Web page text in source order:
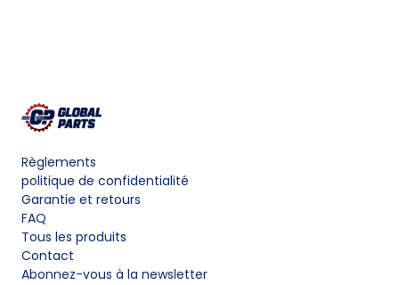
Règlements
politique de confidentialité
Garantie et retours
FAQ
Tous les produits
Contact
Abonnez-vous à la newsletter